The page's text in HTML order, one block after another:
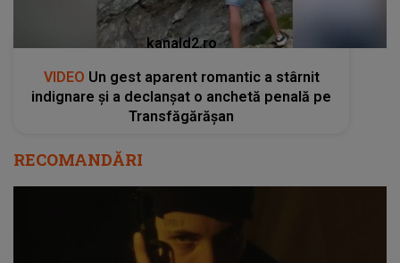
kanald2.ro
VIDEO Un gest aparent romantic a stârnit
indignare și a declanșat o anchetă penală pe
Transfăgărășan
RECOMANDĂRI